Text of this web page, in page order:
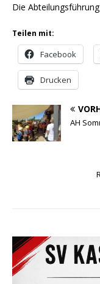
Die Abteilungsführung
Teilen mit:
Facebook
Drucken
AH